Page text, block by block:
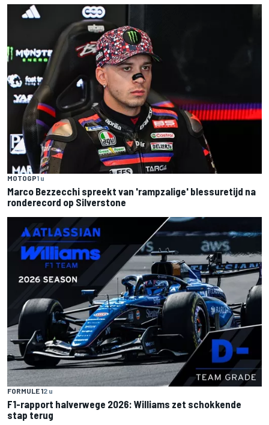
MOTOGP1 u
Marco Bezzecchi spreekt van 'rampzalige' blessuretijd na
ronderecord op Silverstone
FORMULE 12 u
F1-rapport halverwege 2026: Williams zet schokkende
stap terug